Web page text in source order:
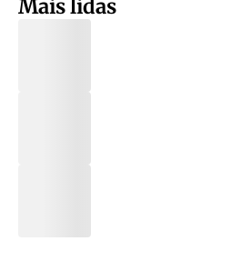
Mais lidas